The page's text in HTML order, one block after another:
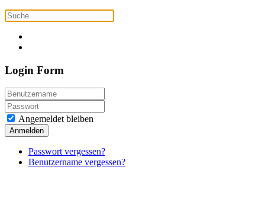
Login Form
Angemeldet bleiben
Anmelden
Passwort vergessen?
Benutzername vergessen?